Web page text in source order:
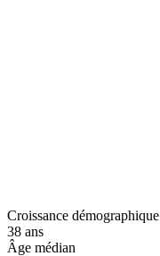
Croissance démographique
38 ans
Âge médian